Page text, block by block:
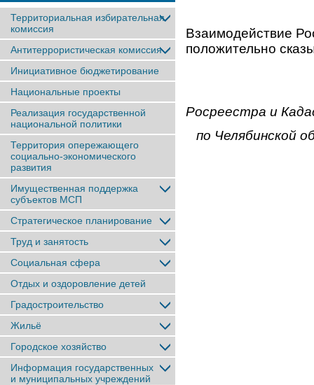
Территориальная избирательная
комиссия
Антитеррористическая комиссия
Инициативное бюджетирование
Национальные проекты
Реализация государственной
национальной политики
Территория опережающего
социально-экономического
развития
Имущественная поддержка
субъектов МСП
Стратегическое планирование
Труд и занятость
Социальная сфера
Отдых и оздоровление детей
Градостроительство
Жильё
Городское хозяйство
Информация государственных
и муниципальных учреждений
Взаимодействие
положительно
Росреестра и
по Челябинской